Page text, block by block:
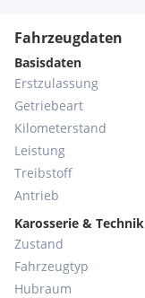
Fahrzeugdaten
Basisdaten
Erstzulassung
Getriebeart
Kilometerstand
Leistung
Treibstoff
Antrieb
Karosserie & Technik
Zustand
Fahrzeugtyp
Hubraum